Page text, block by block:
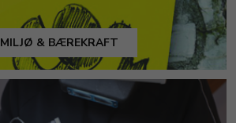
MILJØ & BÆREKRAFT